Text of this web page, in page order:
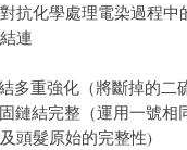
抗化學處理電染過程中
連
多重強化（將斷掉的二
鏈結完整（運用一號
頭髮原始的完整性)